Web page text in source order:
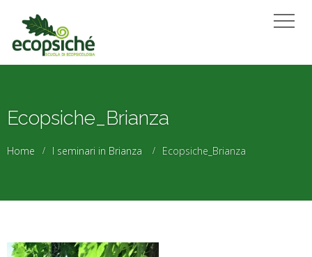
Ecopsiche_Brianza
Home I seminari in Brianza Ecopsiche_Brianza